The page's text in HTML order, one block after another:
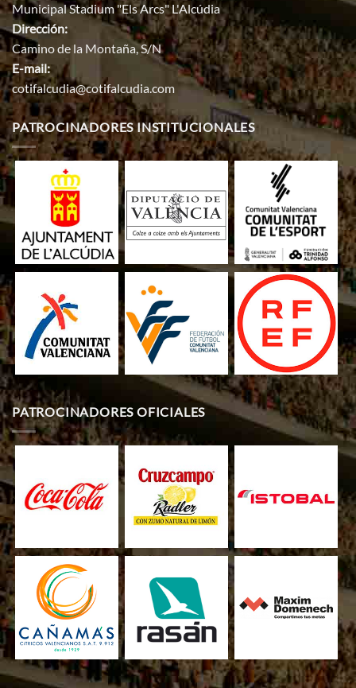
Municipal Stadium "Els Arcs" L'Alcúdia
Dirección:
Camino de la Montaña, S/N
E-mail:
cotifalcudia@cotifalcudia.com
PATROCINADORES INSTITUCIONALES
PATROCINADORES OFICIALES